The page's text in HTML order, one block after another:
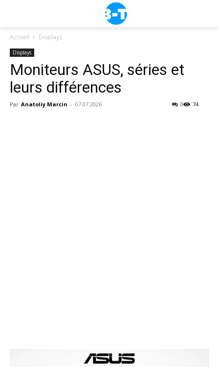
Accueil Displays
Displays
Moniteurs ASUS, séries et
leurs différences
Par Anatoliy Marcin - 07.07.2026 74
0